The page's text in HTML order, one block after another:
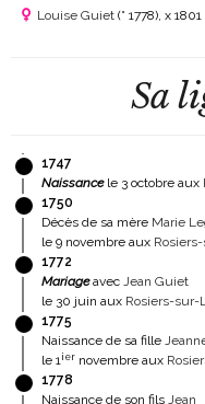
Louise Guiet (° 1778), x 1801
Sa
1747
Naissancele 3 octobre aux
1750
Décès de sa mère Marie
le 9 novembre aux
1772
Mariageavec Jean Guiet
le 30 juin aux Rosiers-sur-
1775
Naissance de sa fille
le 1ier novembre aux
1778
Naissance de son fils Jean